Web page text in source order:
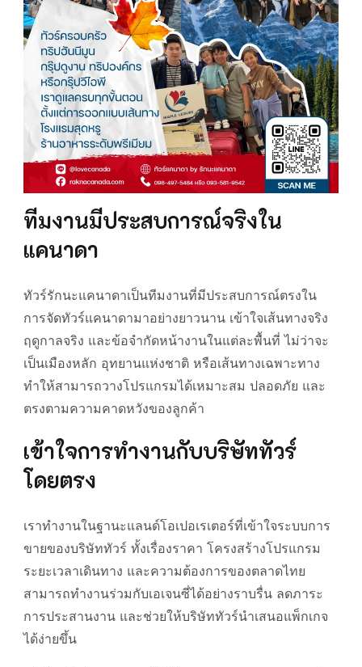
ทีมงานมีประสบการณ์จริงใน
แคนาดา
ทัวร์รักนะแคนาดาเป็นทีมงานที่มีประสบการณ์ตรงใน
การจัดทัวร์แคนาดามาอย่างยาวนาน เข้าใจเส้นทางจริง
ฤดูกาลจริง และข้อจำกัดหน้างานในแต่ละพื้นที่ ไม่ว่าจะ
เป็นเมืองหลัก อุทยานแห่งชาติ หรือเส้นทางเฉพาะทาง
ทำให้สามารถวางโปรแกรมได้เหมาะสม ปลอดภัย และ
ตรงตามความคาดหวังของลูกค้า
เข้าใจการทำงานกับบริษัททัวร์
โดยตรง
เราทำงานในฐานะแลนด์โอเปอเรเตอร์ที่เข้าใจระบบการ
ขายของบริษัททัวร์ ทั้งเรื่องราคา โครงสร้างโปรแกรม
ระยะเวลาเดินทาง และความต้องการของตลาดไทย
สามารถทำงานร่วมกับเอเจนซี่ได้อย่างราบรื่น ลดภาระ
การประสานงาน และช่วยให้บริษัททัวร์นำเสนอแพ็กเกจ
ได้ง่ายขึ้น